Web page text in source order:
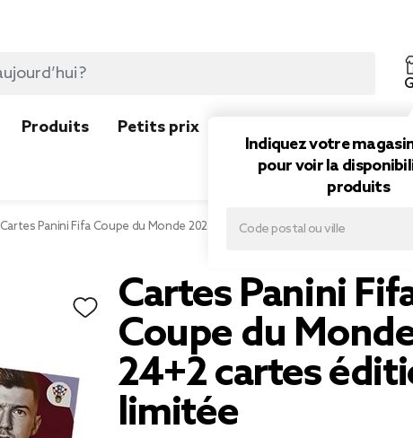
Indiquez votre
pour voir la
produits
Produits Petits prix
Cartes Panini Fifa Coupe du Monde 2026 24+2 cartes édition limitée
Cartes Panini
Coupe du
24+2 cartes
limitée